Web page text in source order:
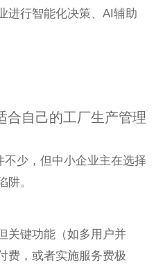
进行智能化决策、AI辅助
合自己的工厂生产管理
不少，但中小企业主在选择
阱。
关键功能（如多用户并
费，或者实施服务费极